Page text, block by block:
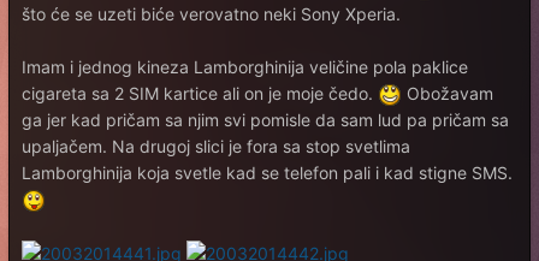
što će se uzeti biće verovatno neki Sony Xperia.
Imam i jednog kineza Lamborghinija veličine pola paklice
cigareta sa 2 SIM kartice ali on je moje čedo.
Obožavam
ga jer kad pričam sa njim svi pomisle da sam lud pa pričam sa
upaljačem. Na drugoj slici je fora sa stop svetlima
Lamborghinija koja svetle kad se telefon pali i kad stigne SMS.